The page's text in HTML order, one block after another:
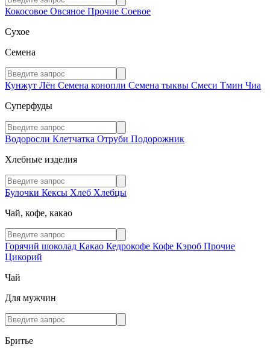
Кокосовое Овсяное Прочие Соевое
Сухое
Семена
Кунжут Лён Семена конопли Семена тыквы Смеси Тмин Чиа
Суперфуды
Водоросли Клетчатка Отруби Подорожник
Хлебные изделия
Булочки Кексы Хлеб Хлебцы
Чай, кофе, какао
Горячий шоколад Какао Кедрокофе Кофе Кэроб Прочие
Цикорий
Чай
Для мужчин
Бритье